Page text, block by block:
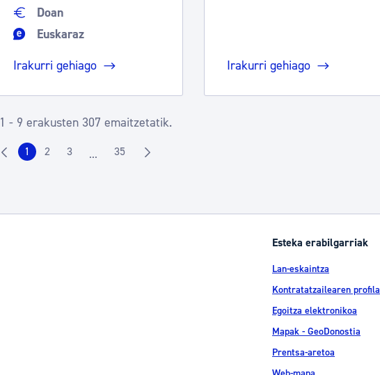
Doan
Euskaraz
Irakurri gehiago
Irakurri gehiago
1 - 9 erakusten 307 emaitzetatik.
Orrialdea
1 Orrialdea
2 Orrialdea
3 ...Intermediate Pages Use TAB to navigate.
Orrialdea
35
Esteka erabilgarriak
Lan-eskaintza
Kontratatzailearen profila
Egoitza elektronikoa
Mapak - GeoDonostia
Prentsa-aretoa